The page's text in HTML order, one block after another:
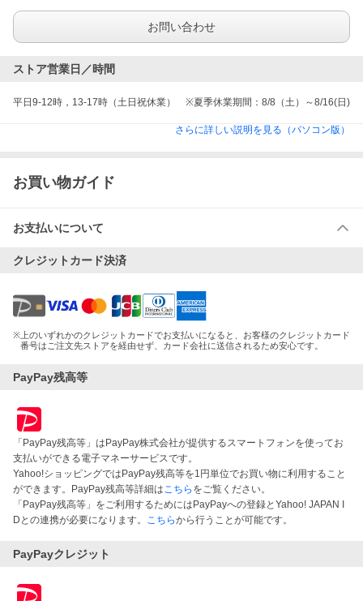
お問い合わせ
ストア営業日／時間
平日9-12時，13-17時（土日祝休業）　※夏季休業期間：8/8（土）～8/16(日)
さらに詳しい説明を見る（パソコン版）
お買い物ガイド
お支払いについて
クレジットカード決済
※ 上のいずれかのクレジットカードでお支払いになると、お客様のクレジットカード
番号はご注文先ストアを経由せず、カード会社に送信されるため安心です。
PayPay残高等
「PayPay残高等」はPayPay株式会社が提供するスマートフォンを使ってお
支払いができる電子マネーサービスです。
Yahoo!ショッピングではPayPay残高等を1円単位でお買い物に利用すること
ができます。PayPay残高等詳細は こちら をご覧ください。
「PayPay残高等」をご利用するためにはPayPayへの登録とYahoo! JAPAN I
Dとの連携が必要になります。
こちらから行うことが可能です。
PayPayクレジット